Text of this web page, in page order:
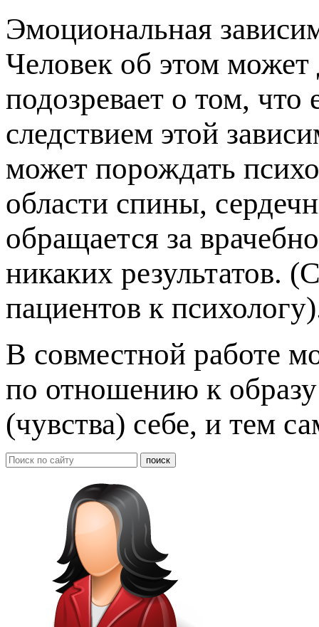
Эмоциональная
Человек об этом может
подозревает о том, что
следствием этой
может порождать
области спины,
обращается за
никаких результатов.
пациентов к
В совместной работе
по отношению к образу
(чувства) себе, и тем